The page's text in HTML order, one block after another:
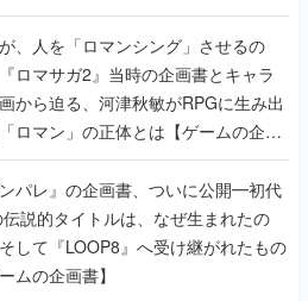
、人を「ロマンシング」させるの
ロマサガ2』当時の企画書とキャラ
から迫る、河津秋敏がRPGに生み出
ロマン」の正体とは【ゲームの企画
ンパレ』の企画書、ついに公開━初代
伝説的タイトルは、なぜ生まれたの
して『LOOP8』へ受け継がれたもの
ムの企画書】